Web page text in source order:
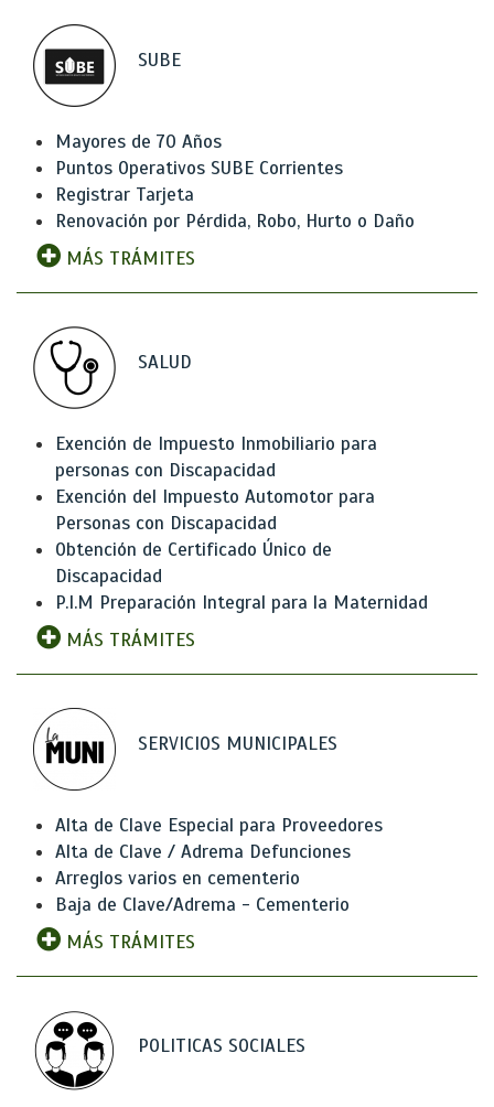
SUBE
Mayores de 70 Años
Puntos Operativos SUBE Corrientes
Registrar Tarjeta
Renovación por Pérdida, Robo, Hurto o Daño
MÁS TRÁMITES
SALUD
Exención de Impuesto Inmobiliario para
personas con Discapacidad
Exención del Impuesto Automotor para
Personas con Discapacidad
Obtención de Certificado Único de
Discapacidad
P.I.M Preparación Integral para la Maternidad
MÁS TRÁMITES
SERVICIOS MUNICIPALES
Alta de Clave Especial para Proveedores
Alta de Clave / Adrema Defunciones
Arreglos varios en cementerio
Baja de Clave/Adrema - Cementerio
MÁS TRÁMITES
POLITICAS SOCIALES